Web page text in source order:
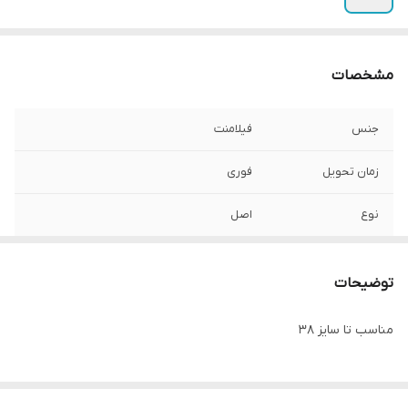
مشخصات
جنس فیلامنت
زمان تحویل فوری
نوع اصل
توضیحات
مناسب تا سایز 38